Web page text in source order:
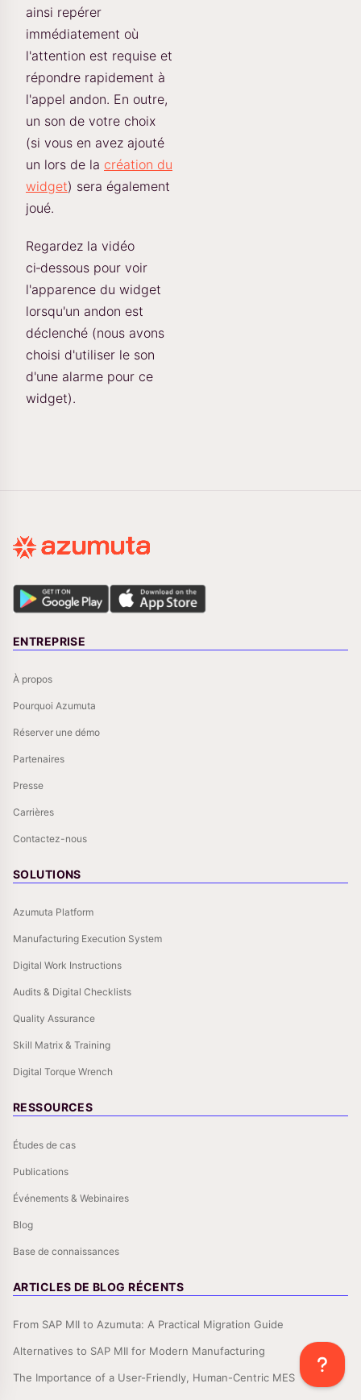
ainsi repérer
immédiatement où
l'attention est requise et
répondre rapidement à
l'appel andon. En outre,
un son de votre choix
(si vous en avez ajouté
un lors de la création du
widget) sera également
joué.
Regardez la vidéo
ci‑dessous pour voir
l'apparence du widget
lorsqu'un andon est
déclenché (nous avons
choisi d'utiliser le son
d'une alarme pour ce
widget).
ENTREPRISE
À propos
Pourquoi Azumuta
Réserver une démo
Partenaires
Presse
Carrières
Contactez-nous
SOLUTIONS
Azumuta Platform
Manufacturing Execution System
Digital Work Instructions
Audits & Digital Checklists
Quality Assurance
Skill Matrix & Training
Digital Torque Wrench
RESSOURCES
Études de cas
Publications
Événements & Webinaires
Blog
Base de connaissances
ARTICLES DE BLOG RÉCENTS
From SAP MII to Azumuta: A Practical Migration Guide
Alternatives to SAP MII for Modern Manufacturing
The Importance of a User-Friendly, Human-Centric MES